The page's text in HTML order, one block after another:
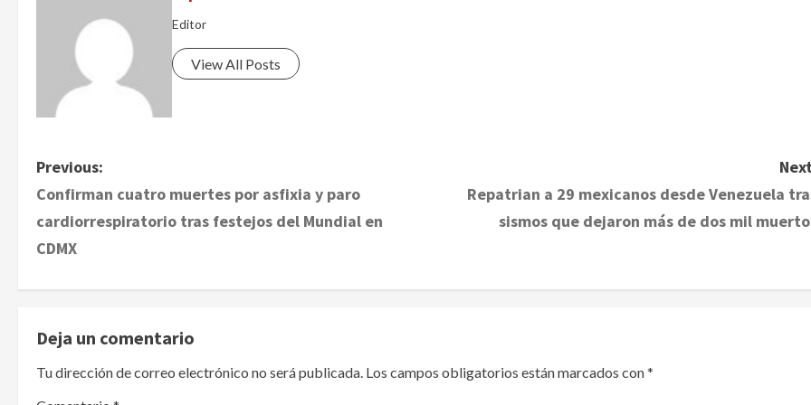
Editor
View All Posts
P
o
s
t
n
a
Previous:
Confirman cuatro muertes por asfixia y paro
cardiorrespiratorio tras festejos del Mundial en
CDMX
Repatrian a 29 mexicanos desde Venezuela
sismos que dejaron más de dos mil
Deja un comentario
Tu dirección de correo electrónico no será publicada. Los campos obligatorios están marcados con*